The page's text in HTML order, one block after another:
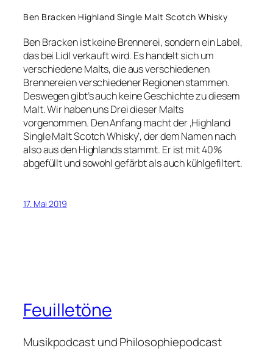
Ben Bracken Highland Single Malt Scotch Whisky
Ben Bracken ist keine Brennerei, sondern ein Label,
das bei Lidl verkauft wird. Es handelt sich um
verschiedene Malts, die aus verschiedenen
Brennereien verschiedener Regionen stammen.
Deswegen gibt’s auch keine Geschichte zu diesem
Malt. Wir haben uns Drei dieser Malts
vorgenommen. Den Anfang macht der ‚Highland
Single Malt Scotch Whisky‘, der dem Namen nach
also aus den Highlands stammt. Er ist mit 40%
abgefüllt und sowohl gefärbt als auch kühlgefiltert.
17. Mai 2019
Feuilletöne
Musikpodcast und Philosophiepodcast